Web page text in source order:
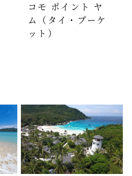
コモ ポイント ヤ
ム（タイ・プーケ
ット）